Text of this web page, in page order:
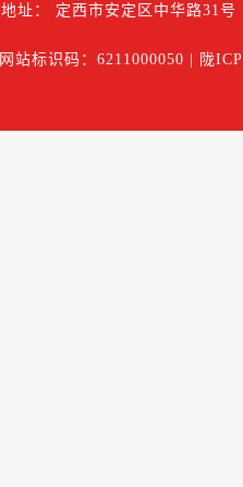
地址： 定西市安定区中华路31号
网站标识码：6211000050 | 陇